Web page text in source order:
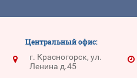
Центральный офис:
г. Красногорск, ул.
Ленина д.45